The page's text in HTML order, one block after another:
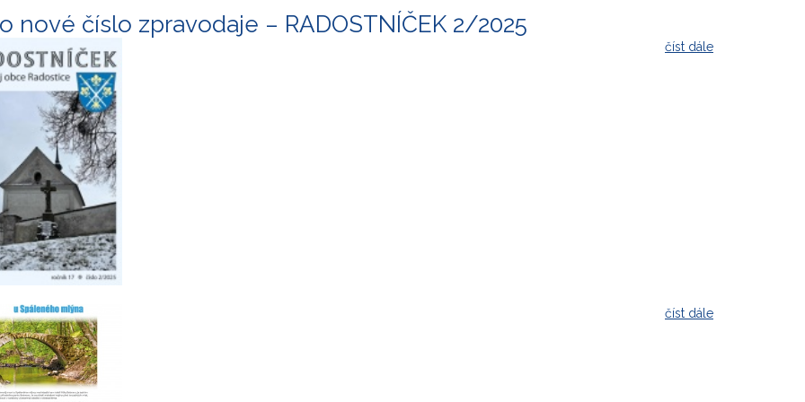
nové číslo zpravodaje – RADOSTNÍČEK 2/2025
číst dále
číst dále